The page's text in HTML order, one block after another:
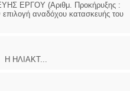
ΕΡΓΟΥ (Αριθμ. Προκήρυξης :
αναδόχου κατασκευής του
ΗΛΙΑΚΤ...